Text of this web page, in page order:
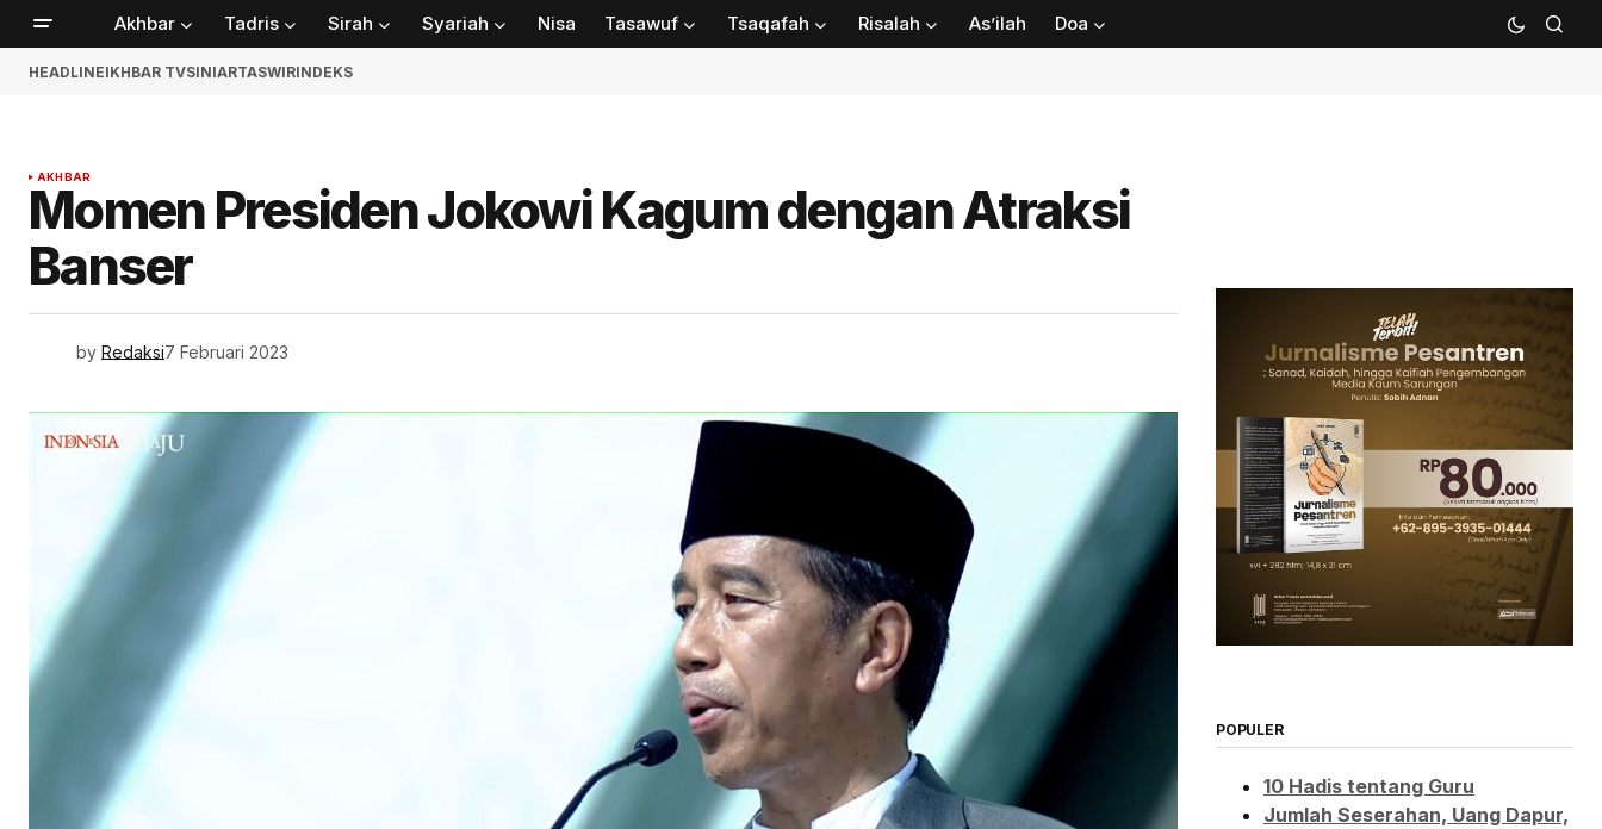
Akhbar Tadris Sirah Syariah Nisa Tasawuf Tsaqafah Risalah As’ilah Doa
HEADLINEIKHBAR TVSINIARTASWIRINDEKS
AKHBAR
Momen Presiden Jokowi Kagum dengan Atraksi
Banser
by Redaksi7 Februari 2023
POPULER
10 Hadis tentang Guru
Jumlah Seserahan, Uang Dapur,